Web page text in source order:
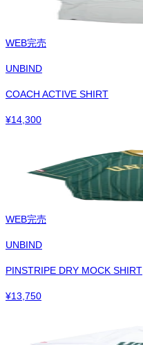
WEB完売
UNBIND
COACH ACTIVE SHIRT
¥14,300
WEB完売
UNBIND
PINSTRIPE DRY MOCK SHIRT
¥13,750